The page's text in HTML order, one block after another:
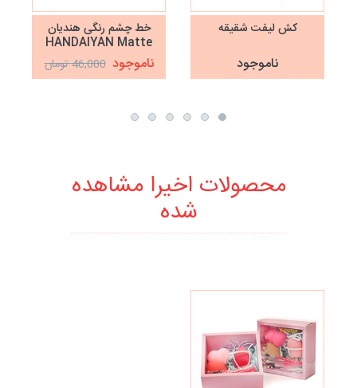
کش لیفت شقیقه
ناموجود
خط چشم رنگی هندیان
HANDAIYAN Matte
Liquid Eyeliner
ناموجود 46,000 تومان
محصولات اخیرا مشاهده
شده